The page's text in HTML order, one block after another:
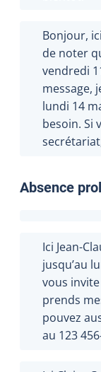
Bonjour,
de noter
vendredi
message,
lundi 14
besoin. Si
Absence
Ici Jean-
jusqu’au
vous
prends
pouvez
au 123